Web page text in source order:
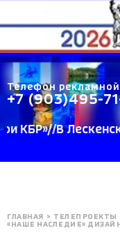
Телефон
+7 (903)495-
В
ГЛАВНАЯ > ТЕЛЕПРОЕКТЫ
«НАШЕ НАСЛЕДИЕ»